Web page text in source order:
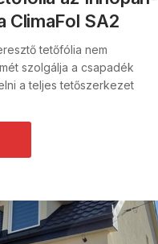
ClimaFol SA2
tetőfólia nem
szolgálja a csapadék
a teljes tetőszerkezet